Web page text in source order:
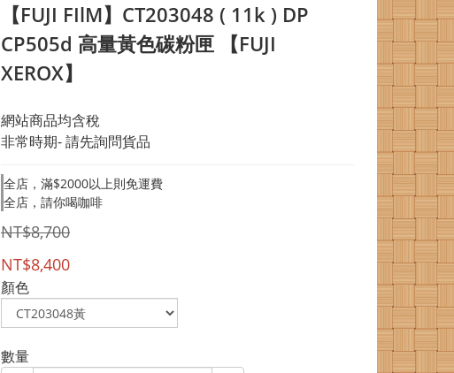
【FUJI FIlM】CT203048 ( 11k ) DP
CP505d 高量黃色碳粉匣 【FUJI
XEROX】
網站商品均含稅
非常時期- 請先詢問貨品
全店，滿$2000以上則免運費
全店，請你喝咖啡
NT$8,700
NT$8,400
顏色
數量